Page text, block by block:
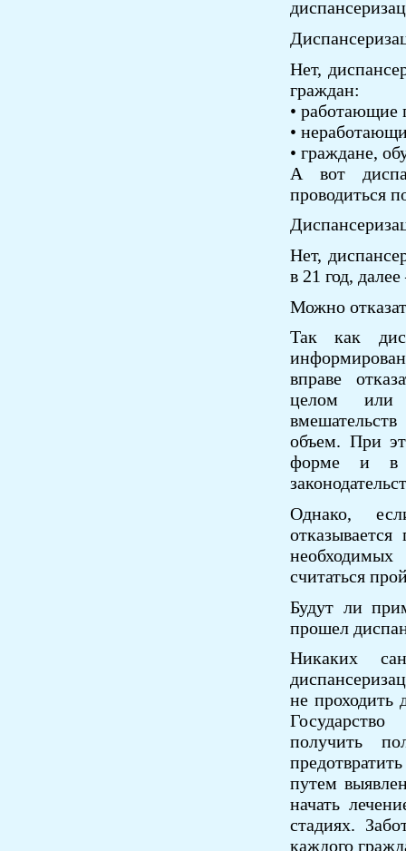
Нет,
граждан:
• работающие
•
• граждане,
А вот
проводиться
Нет,
в 21 год,
Можно
Так как
вправе
целом или
объем. При
форме и в
Однако,
необходимых
считаться
Будут ли
прошел
Никаких
не проходить
получить
путем
начать
стадиях.
каждого